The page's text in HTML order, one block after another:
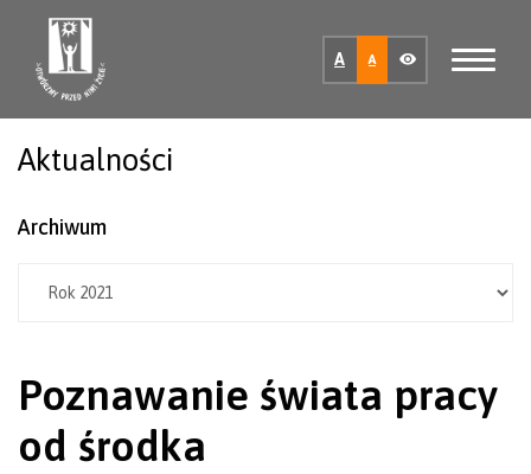
A A
Aktualności
Archiwum
Poznawanie świata pracy
od środka